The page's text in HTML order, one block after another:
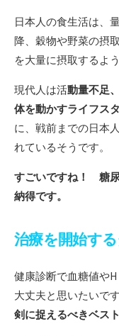
日本人の食生活は、
降、穀物や野菜の摂
を大量に摂取するよ
現代人は活動量不足
体を動かすライフス
に、戦前までの日本
れているそうです。
すごいですね！ 糖
納得です。
治療を開始す
健康診断で血糖値や
大丈夫と思いたいで
剣に捉えるべきベス